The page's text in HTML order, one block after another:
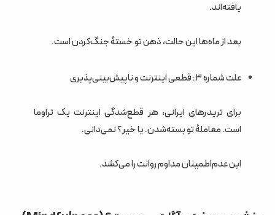
یافته‌اند.
بعد از ماه‌ها این حالت، ذهن تو خستهٔ جنگ‌کردن است.
علت شماره ۳: قطعی اینترنت و ناپیش‌بینی‌پذیری
برای تریدرهای ایرانی، هر قطع‌شدگی اینترنت یک تراوما
است. معاملهٔ تو بسته‌شدن. یا خیر؟ نمی‌دانی.
این عدم‌اطمینان مداوم روانت را می‌کشد.